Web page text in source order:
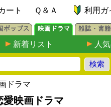
ート Ｑ＆Ａ 利用ガ
新着リスト 人
ドラマ
愛映画ドラマ